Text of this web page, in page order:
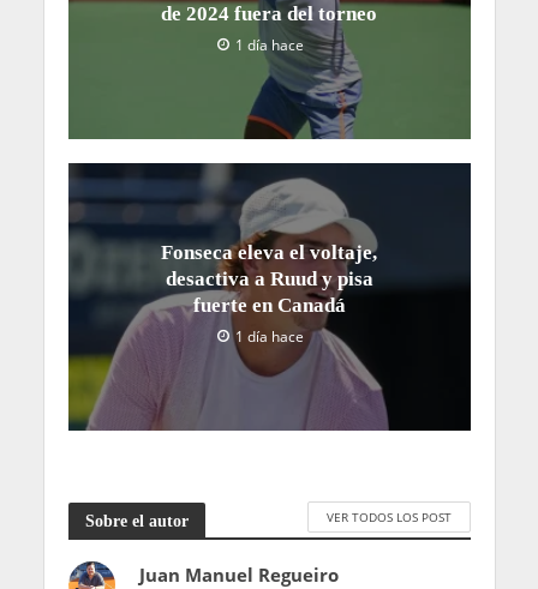
de 2024 fuera del torneo
1 día hace
Fonseca eleva el voltaje,
desactiva a Ruud y pisa
fuerte en Canadá
1 día hace
Sobre el autor VER TODOS LOS POST
Juan Manuel Regueiro